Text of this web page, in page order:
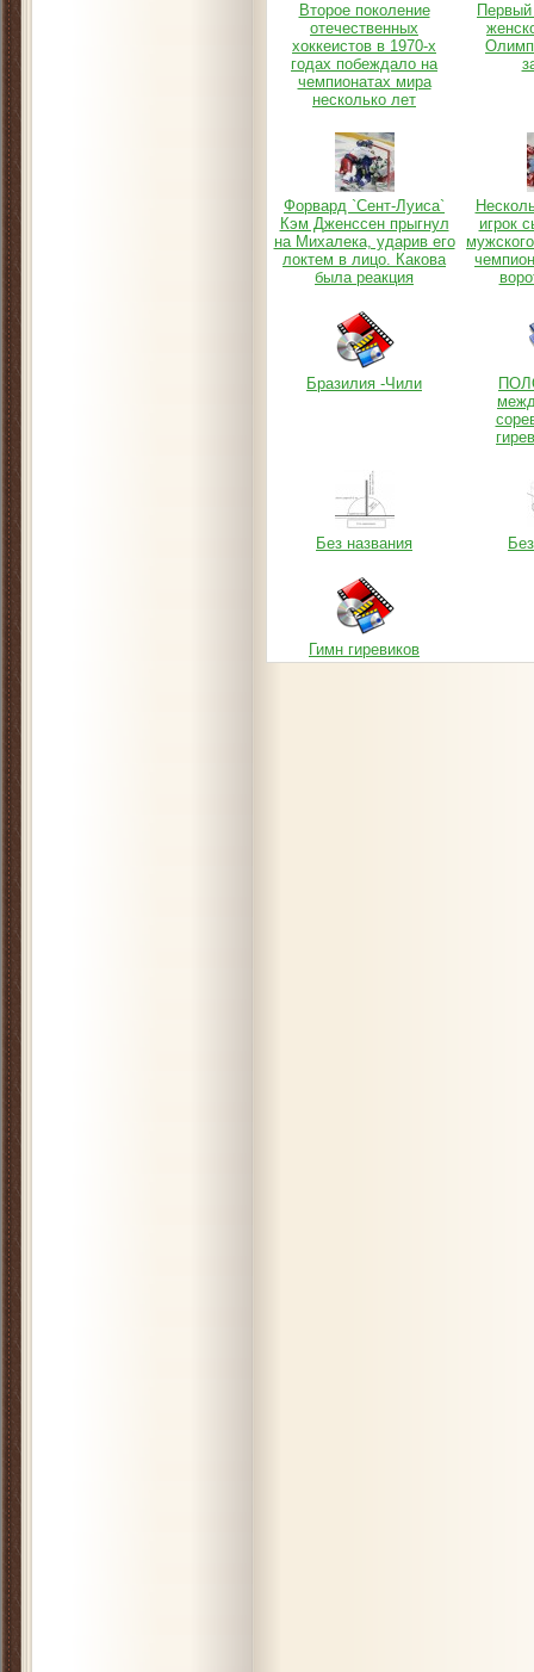
Второе поколение
отечественных
хоккеистов в 1970-х
годах побеждало на
чемпионатах мира
несколько лет
Первый
Форвард `Сент-Луиса`
Кэм Дженссен прыгнул
на Михалека, ударив его
локтем в лицо. Какова
была реакция
игрок
Бразилия -Чили
Без названия
Гимн гиревиков